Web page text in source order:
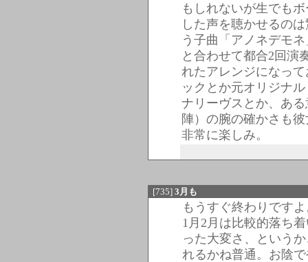
もしれないが生でも
した声を聴かせるの
う子曲「アノネデモ
と合わせて都合2回演
れたアレンジになっ
ックとか元オリジナ
ナリーヴスとか、あ
陣）の腕の確かさも
非常に楽しみ。
[735] 3月も
もうすぐ終わりです
1月2月は比較的落ち
った大変さ、という
れるかね普通。お陰